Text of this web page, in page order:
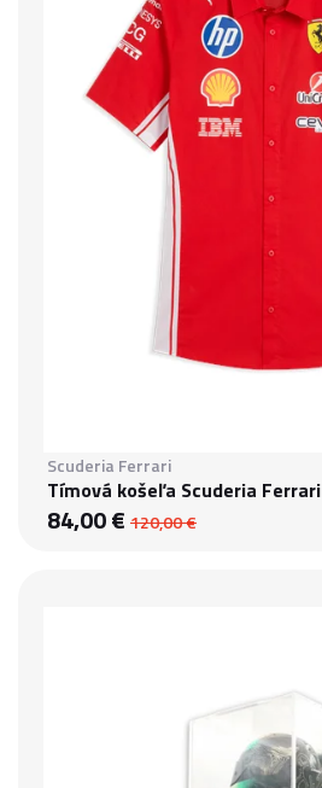
Scuderia Ferrari
Tímová košeľa Scuderia Ferrari
84,00 € 120,00 €